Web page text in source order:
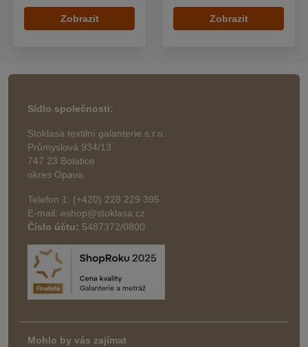
Zobrazit Zobrazit
Sídlo společnosti:
Stoklasa textilní galanterie s.r.o.
Průmyslová 934/13
747 23 Bolatice
okres Opava
Telefon 1: (+420) 228 229 395
E-mail: eshop@stoklasa.cz
Číslo účtu: 5487372/0800
Mohlo by vás zajímat